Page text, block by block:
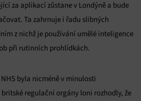
za aplikací zůstane v Londýně a bude
Ta zahrnuje i řadu slibných
z nichž je používání umělé inteligence
při rutinních prohlídkách.
byla nicméně v minulosti
regulační orgány loni rozhodly, že